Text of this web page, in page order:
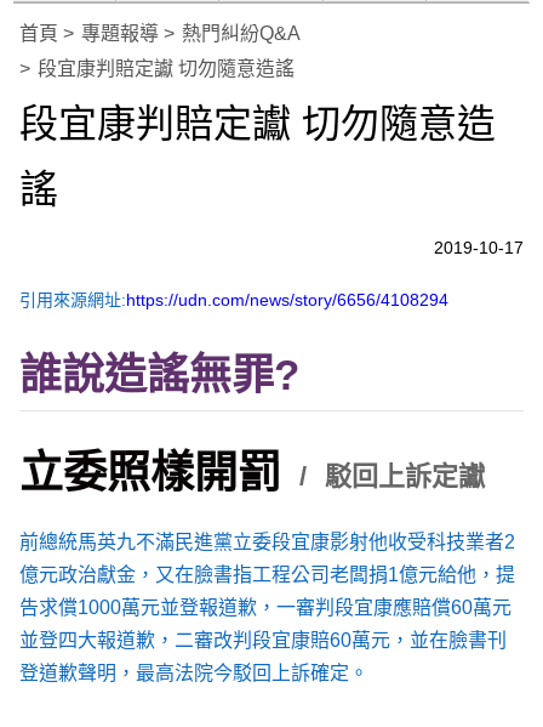
首頁 專題報導
熱門糾紛Q&A
段宜康判賠定讞 切勿隨意造謠
段宜康判賠定讞 切勿隨意造
謠
2019-10-17
引用來源網址:https://udn.com/news/story/6656/4108294
誰說造謠無罪?
立委照樣開罰 駁回上訴定讞
前總統馬英九不滿民進黨立委段宜康影射他收受科技業者2
億元政治獻金，又在臉書指工程公司老闆捐1億元給他，提
告求償1000萬元並登報道歉，一審判段宜康應賠償60萬元
並登四大報道歉，二審改判段宜康賠60萬元，並在臉書刊
登道歉聲明，最高法院今駁回上訴確定。